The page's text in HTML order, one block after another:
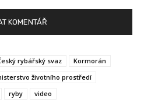
rybářský svaz
Kormorán
životního prostředí
ryby video